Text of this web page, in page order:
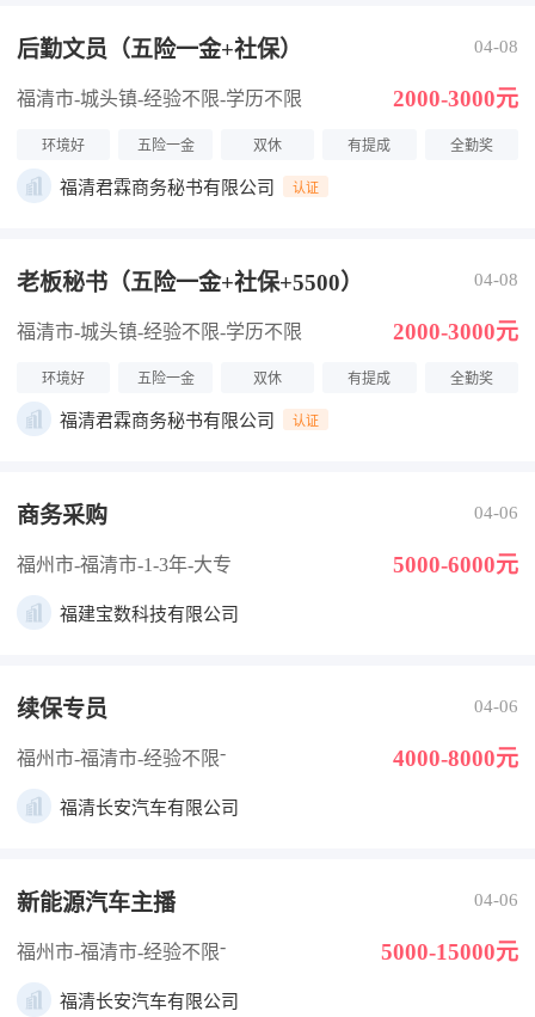
后勤文员（五险一金+社保） 04-08
福清市-城头镇-经验不限-学历不限 2000-3000元
环境好 五险一金 双休 有提成 全勤奖
福清君霖商务秘书有限公司 认证
老板秘书（五险一金+社保+5500） 04-08
福清市-城头镇-经验不限-学历不限 2000-3000元
环境好 五险一金 双休 有提成 全勤奖
福清君霖商务秘书有限公司 认证
商务采购 04-06
福州市-福清市-1-3年-大专 5000-6000元
福建宝数科技有限公司
续保专员 04-06
福州市-福清市-经验不限- 4000-8000元
福清长安汽车有限公司
新能源汽车主播 04-06
福州市-福清市-经验不限- 5000-15000元
福清长安汽车有限公司